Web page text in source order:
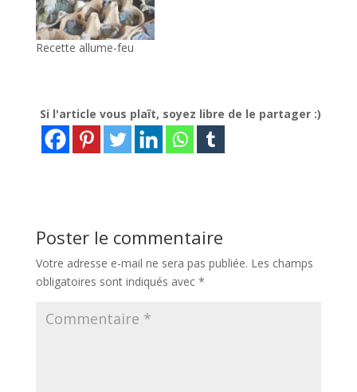
Recette allume-feu
Si l'article vous plaît, soyez libre de le partager :)
Poster le commentaire
Votre adresse e-mail ne sera pas publiée. Les champs
obligatoires sont indiqués avec *